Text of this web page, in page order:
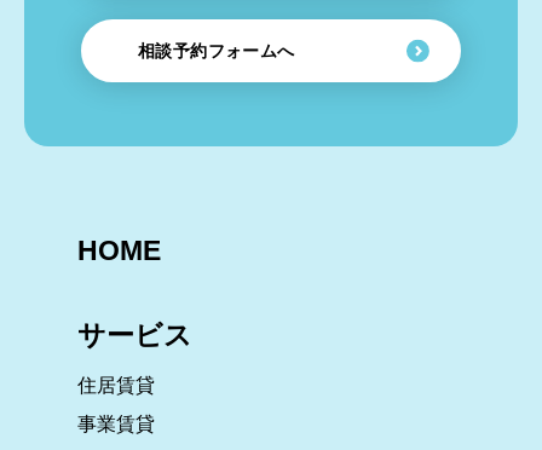
相談予約フォームへ
HOME
サービス
住居賃貸
事業賃貸